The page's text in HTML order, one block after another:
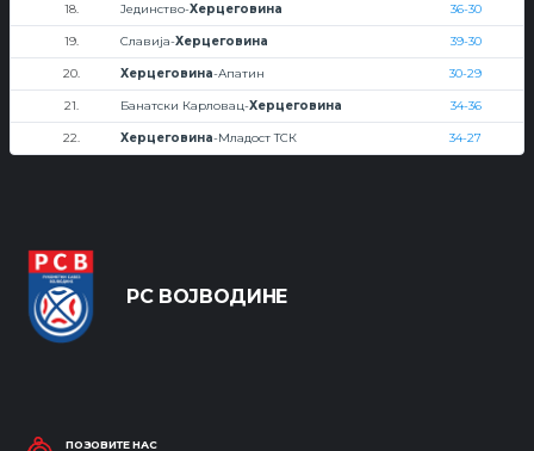
18. Јединство-Херцеговина 36-30
19. Славија-Херцеговина 39-30
20. Херцеговина-Апатин 30-29
21. Банатски Карловац-Херцеговина 34-36
22. Херцеговина-Младост ТСК 34-27
РС ВОЈВОДИНЕ
ПОЗОВИТЕ НАС